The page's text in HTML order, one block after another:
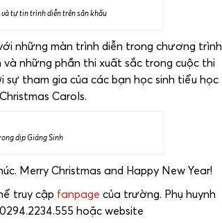
và tự tin trình diễn trên sân khấu
những màn trình diễn trong chương trình
những phần thi xuất sắc trong cuộc thi
tham gia của các bạn học sinh tiểu học
Carols.
dịp Giáng Sinh
Merry Christmas and Happy New Year!
truy cập fanpage của trường. Phụ huynh
hoặc website